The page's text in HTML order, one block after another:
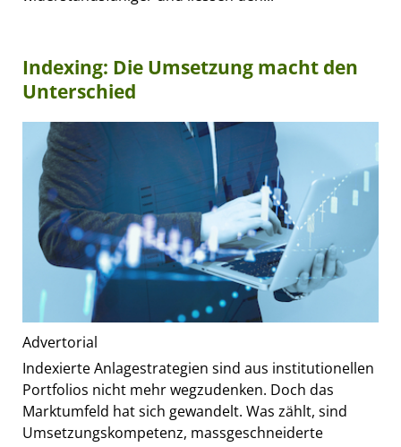
Indexing: Die Umsetzung macht den
Unterschied
Advertorial
Indexierte Anlagestrategien sind aus institutionellen
Portfolios nicht mehr wegzudenken. Doch das
Marktumfeld hat sich gewandelt. Was zählt, sind
Umsetzungskompetenz, massgeschneiderte